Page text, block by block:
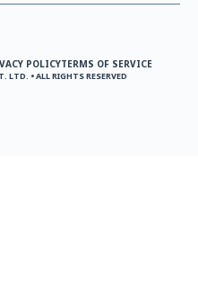
POLICYTERMS OF SERVICE
LTD. • ALL RIGHTS RESERVED